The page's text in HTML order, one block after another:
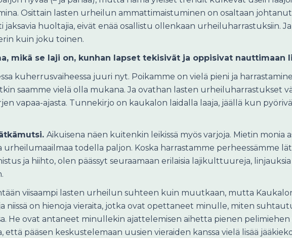
Osittain lasten urheilun ammattimaistuminen on osaltaan
jaksavia huoltajia, eivät enää osallistu ollenkaan urheiluharrastuksiin.
kuin joku toinen.
mikä se laji on, kunhan lapset tekisivät ja oppisivat nauttimaan
kuherrusvaiheessa juuri nyt. Poikamme on vielä pieni ja
saamme vielä olla mukana. Ja ovathan lasten urheiluharrastukset
vapaa-ajasta. Tunnekirjo on kaukalon laidalla laaja, jäällä kun
Aikuisena näen kuitenkin leikissä myös varjoja. Mietin
urheilumaailmaa todella paljon. Koska harrastamme perheessämme
ja hiihto, olen päässyt seuraamaan erilaisia lajikulttuureja,
viisaampi lasten urheilun suhteen kuin muutkaan, mutta
niissä on hienoja vieraita, jotka ovat opettaneet minulle, miten
He ovat antaneet minullekin ajattelemisen aihetta pienen
pääsen keskustelemaan uusien vieraiden kanssa vielä lisää